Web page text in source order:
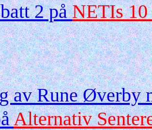
2 påNETIs
av Rune Øverby
Alternativ